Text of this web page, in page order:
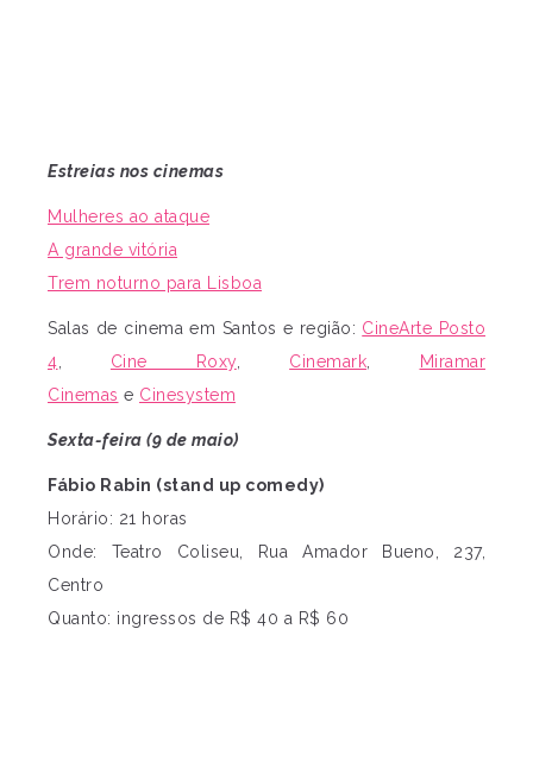
Estreias nos cinemas
Mulheres ao ataque
A grande vitória
Trem noturno para Lisboa
Salas de cinema em Santos e região: CineArte Posto
4
Cine Roxy, Cinemark
Miramar
Cinemas e Cinesystem
Sexta-feira (9 de maio)
Fábio Rabin (stand up comedy)
Horário: 21 horas
Onde: Teatro Coliseu, Rua Amador Bueno, 237,
Centro
Quanto: ingressos de R$ 40 a R$ 60